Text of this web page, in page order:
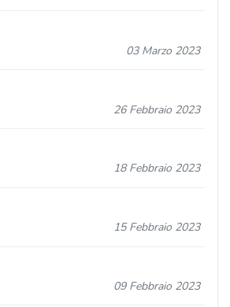
03 Marzo 2023
26 Febbraio 2023
18 Febbraio 2023
15 Febbraio 2023
09 Febbraio 2023